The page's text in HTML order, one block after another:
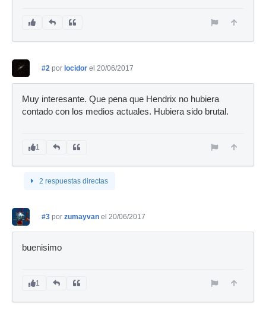
#2 por locidor el 20/06/2017
Muy interesante. Que pena que Hendrix no hubiera
contado con los medios actuales. Hubiera sido brutal.
1
2 respuestas directas
#3 por zumayvan el 20/06/2017
buenisimo
1